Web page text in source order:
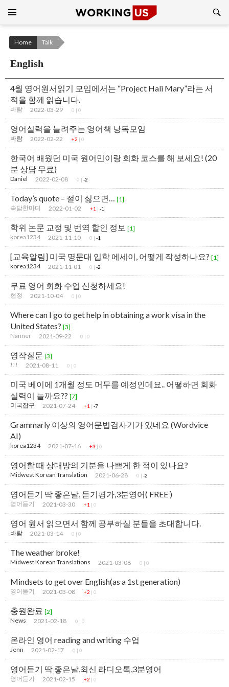
CONTENT
Home Talk
English
4월 영어원서읽기 모임에서는 “Project Hali Mary”라는 서
적을 함께 읽습니다.
바람 2022-03-29 0 | 0
영어실력을 늘려주는 영어책 낭독모임
바람 2022-02-22 +2 | 0
한국어 배웠던 미국 원어민이랑 회화 코스를 해 보세요! (20
분 상담 무료)
Daniel 2022-02-08 0 | -2
Today’s quote – 절이 싫으면… [1]
속담한마디
2022-01-02 +1 | -1
학위 논문 교정 및 번역 할인 정보 [1]
korea1234
2021-11-10 0 | -1
[교육알림] 미국 명문대 입학 에세이, 어떻게 작성하나요? [1]
korea1234
2021-11-01 0 | -2
무료 영어 회화 수업 신청하세요!
현정 2021-10-04 0 | 0
Where can I go to get help in obtaining a work visa in the
United States? [3]
Nanner
2021-09-22 0 | 0
영작질문 [3]
!!!
2021-08-11 0 | 0
미국 베이에 1개월 정도 머무를 예정인데요.. 어떻하면 회화
실력이 늘까요?? [7]
미국잡구
2021-07-24 +1 | -7
Grammarly 이상의 영어문법검사기가 있네요 (Wordvice
AI)
korea1234 2021-07-16 +3 | 0
영어할 때 상대방의 기분을 나쁘게 한 적이 있나요?
Midwest Korean Translation 2021-06-28 0 | -2
영어듣기 딱 좋은날, 듣기평가,3분영어( FREE )
영어듣기 2021-03-30 +1 | 0
영어 원서 읽으면서 함께 공부하실 분들을 초대합니다.
바람 2021-03-14 0 | 0
The weather broke!
Midwest Korean Translations 2021-03-08 0 | 0
Mindsets to get over English(as a 1st generation)
영어듣기 2021-03-08 +2 | 0
충원완료 [2]
News
2021-02-18 0 | 0
온라인 영어 reading and writing 수업
Jenn 2021-02-17 0 | 0
영어듣기 딱 좋은날,최신 라디오톡,3분영어
영어듣기 2021-02-15 +2 | 0